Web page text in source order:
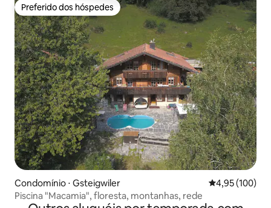
Preferido dos hóspedes
Preferido dos hóspedes
Condomínio ⋅ Gsteigwiler 4,95 de uma
4,95 (100)
Piscina "Macamia", floresta, montanhas, rede